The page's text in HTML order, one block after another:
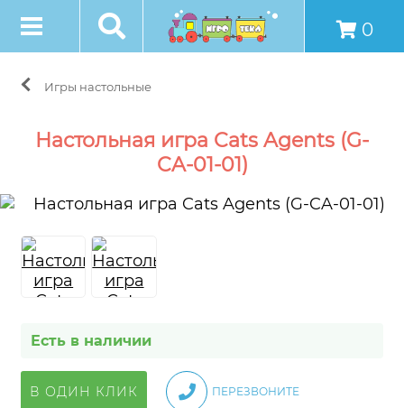
0
Игры настольные
Настольная игра Cats Agents (G-
CA-01-01)
Есть в наличии
В ОДИН КЛИК ПЕРЕЗВОНИТЕ